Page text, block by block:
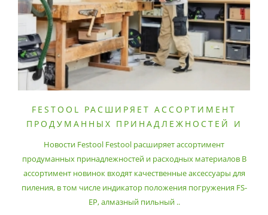
FESTOOL РАСШИРЯЕТ АССОРТИМЕНТ
ПРОДУМАННЫХ ПРИНАДЛЕЖНОСТЕЙ И
Новости Festool Festool расширяет ассортимент
продуманных принадлежностей и расходных материалов В
ассортимент новинок входят качественные аксессуары для
пиления, в том числе индикатор положения погружения FS-
EP, алмазный пильный ..